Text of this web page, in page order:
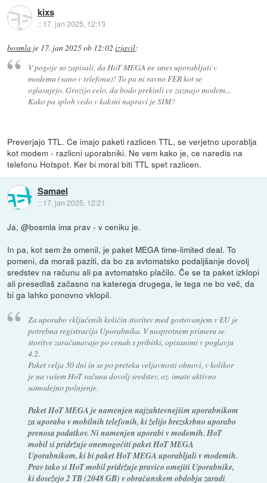
kixs
:: 17. jan 2025, 12:13
bosmla je 17. jan 2025 ob 12:02 izjavil:
V pogoje so zapisali, da HoT MEGA ne smes uporabljati v
modemu (sano v telefonu)! To pa ni ravno FER kot se
oglasujejo. Grozijo celo, da bodo prekinli ce zaznajo modem...
Kako pa sploh vedo v kaksni napravi je SIM?
Preverjajo TTL. Ce imajo paketi razlicen TTL, se verjetno uporablja
kot modem - razlicni uporabniki. Ne vem kako je, ce naredis na
telefonu Hotspot. Ker bi moral biti TTL spet razlicen.
Samael
:: 17. jan 2025, 12:21
Ja, @bosmla ima prav - v ceniku je.
In pa, kot sem že omenil, je paket MEGA time-limited deal. To
pomeni, da moraš paziti, da bo za avtomatsko podaljšanje dovolj
sredstev na računu ali pa avtomatsko plačilo. Če se ta paket izklopi
ali presedlaš začasno na katerega drugega, le tega ne bo več, da
bi ga lahko ponovno vklopil.
Za uporabo vključenih količin storitev med gostovanjem v EU je
potrebna registracija Uporabnika. V nasprotnem primeru se
storitve zaračunavajo po cenah s pribitki, opisanimi v poglavju
4.2.
Paket velja 30 dni in se po preteku veljavnosti obnovi, v kolikor
je na vašem HoT računu dovolj sredstev, oz. imate aktivno
samodejno polnjenje.
Paket HoT MEGA je namenjen najzahtevnejšim uporabnikom
za uporabo v mobilnih telefonih, ki želijo brezskrbno uporabo
prenosa podatkov. Ni namenjen uporabi v modemih. HoT
mobil si pridržuje onemogočiti paket HoT MEGA
Uporabnikom, ki bi paket HoT MEGA uporabljali v modemih.
Prav tako si HoT mobil pridržuje pravico omejiti Uporabnike,
ki dosežejo 2 TB (2048 GB) v obračunskem obdobju zaradi